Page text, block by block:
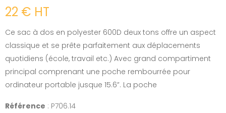
22 € HT
Ce sac à dos en polyester 600D deux tons offre un aspect
classique et se prête parfaitement aux déplacements
quotidiens (école, travail etc.) Avec grand compartiment
principal comprenant une poche rembourrée pour
ordinateur portable jusque 15.6”. La poche
Référence : P706.14